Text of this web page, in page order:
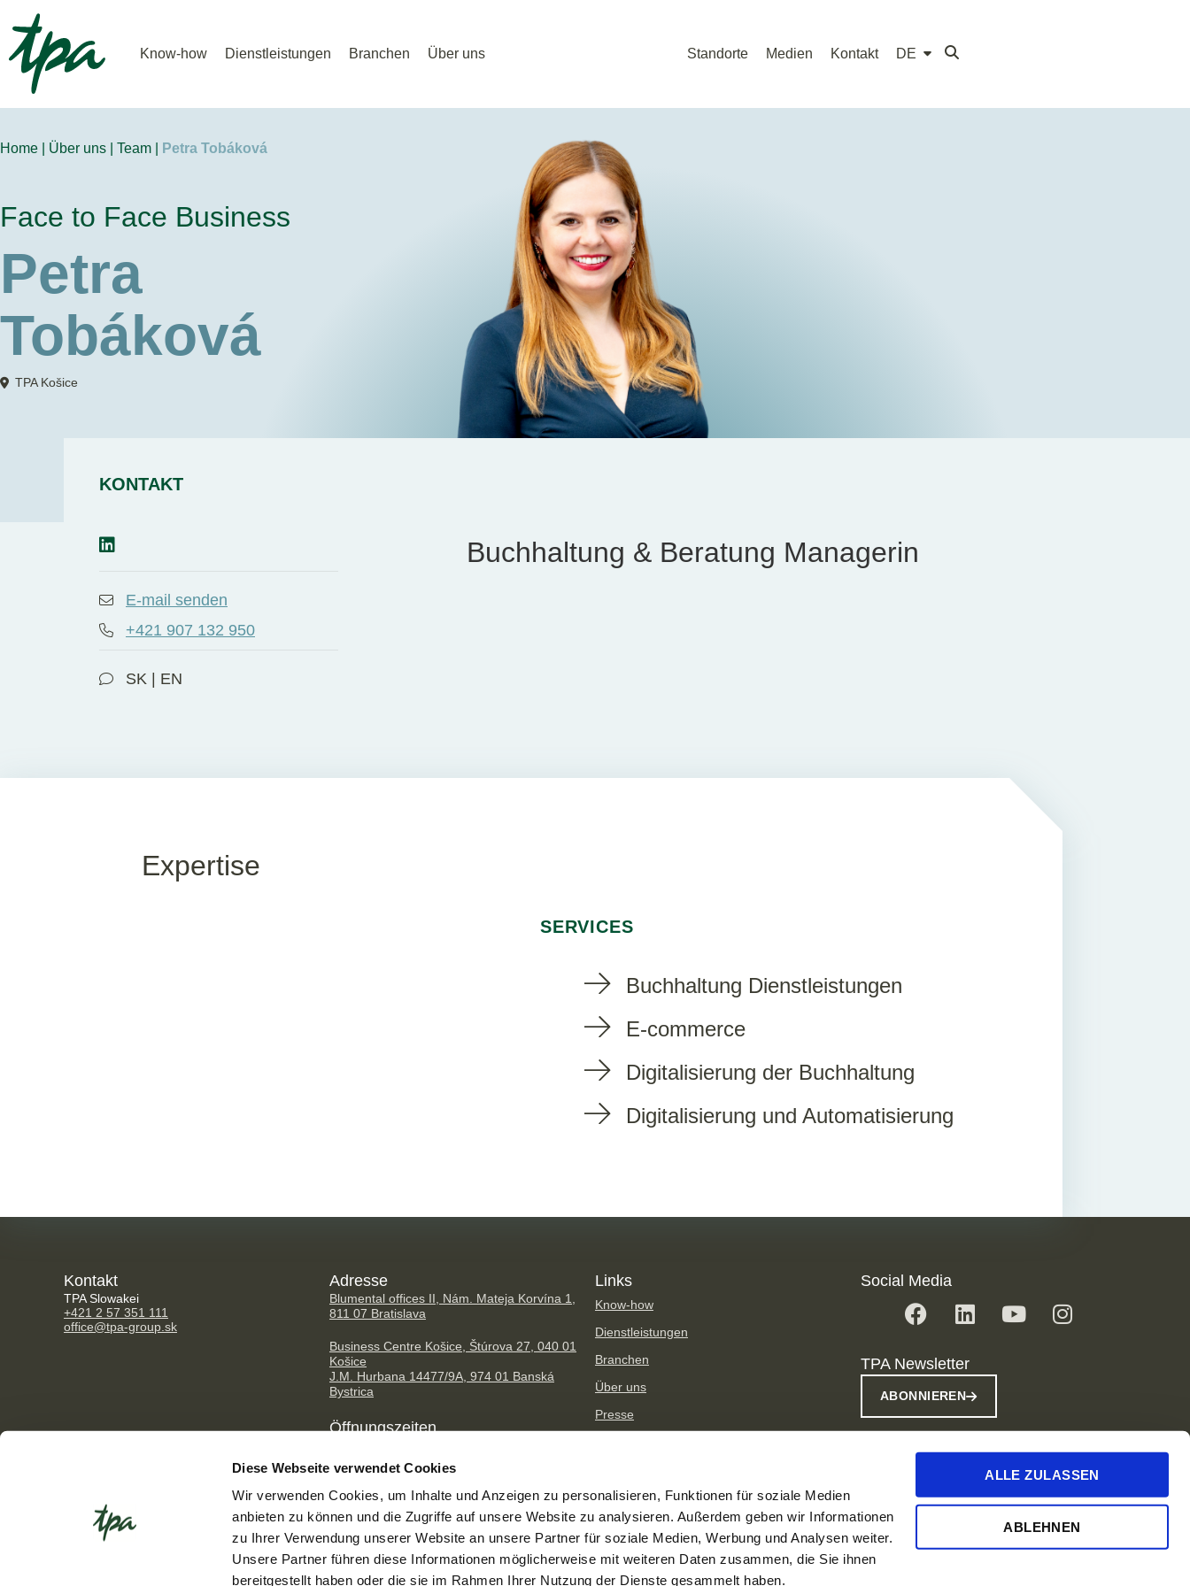
Diese Webseite verwendet Cookies
Wir verwenden Cookies, um Inhalte und Anzeigen zu personalisieren, Funktionen für soziale Medien
anbieten zu können und die Zugriffe auf unsere Website zu analysieren. Außerdem geben wir Informationen
zu Ihrer Verwendung unserer Website an unsere Partner für soziale Medien, Werbung und Analysen weiter.
Unsere Partner führen diese Informationen möglicherweise mit weiteren Daten zusammen, die Sie ihnen
bereitgestellt haben oder die sie im Rahmen Ihrer Nutzung der Dienste gesammelt haben.
ALLE ZULASSEN
ABLEHNEN
Know-how Dienstleistungen Branchen Über uns Standorte Kontakt
Medien DE
Home | Über uns | Team | Petra Tobáková
Face to Face Business
Petra
Tobáková
TPA Košice
KONTAKT
E-mail senden
+421 907 132 950
SK | EN
Buchhaltung & Beratung Managerin
Expertise
SERVICES
Buchhaltung Dienstleistungen
E-commerce
Digitalisierung der Buchhaltung
Digitalisierung und Automatisierung
Kontakt
TPA Slowakei
+421 2 57 351 111
office@tpa-group.sk
Adresse
Blumental offices II, Nám. Mateja Korvína 1,
811 07 Bratislava
Business Centre Košice, Štúrova 27, 040 01
Košice
J.M. Hurbana 14477/9A, 974 01 Banská
Bystrica
Öffnungszeiten
Links
Know-how
Dienstleistungen
Branchen
Über uns
Presse
Social Media
TPA Newsletter
ABONNIEREN
Der Schutz Personenbezogener Date
© 2024 TPA Slovakia.